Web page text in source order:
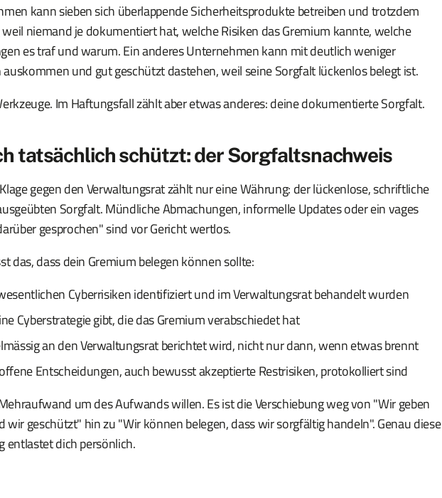
kann sieben sich überlappende Sicherheitsprodukte betreiben und trotzdem
niemand je dokumentiert hat, welche Risiken das Gremium kannte, welche
es traf und warum. Ein anderes Unternehmen kann mit deutlich weniger
und gut geschützt dastehen, weil seine Sorgfalt lückenlos belegt ist.
Im Haftungsfall zählt aber etwas anderes: deine dokumentierte Sorgfalt.
tatsächlich schützt: der Sorgfaltsnachweis
gegen den Verwaltungsrat zählt nur eine Währung: der lückenlose, schriftliche
Sorgfalt. Mündliche Abmachungen, informelle Updates oder ein vages
gesprochen" sind vor Gericht wertlos.
das, dass dein Gremium belegen können sollte:
Cyberrisiken identifiziert und im Verwaltungsrat behandelt wurden
Cyberstrategie gibt, die das Gremium verabschiedet hat
an den Verwaltungsrat berichtet wird, nicht nur dann, wenn etwas brennt
Entscheidungen, auch bewusst akzeptierte Restrisiken, protokolliert sind
um des Aufwands willen. Es ist die Verschiebung weg von "Wir geben
wir geschützt" hin zu "Wir können belegen, dass wir sorgfältig handeln". Genau diese
entlastet dich persönlich.